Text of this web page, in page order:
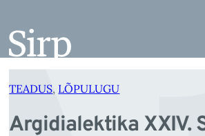
juurde
TEADUS, LÕPULUGU
Argidialektika XXIV.